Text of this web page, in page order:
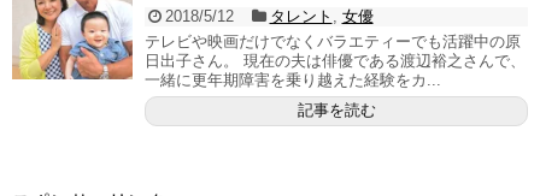
2018/5/12 タレント
女優
テレビや映画だけでなくバラエティーでも活躍中の原
日出子さん。 現在の夫は俳優である渡辺裕之さんで、
一緒に更年期障害を乗り越えた経験をカ...
記事を読む